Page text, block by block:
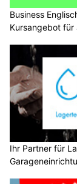
Business
Kursangebot für
Ihr Partner für